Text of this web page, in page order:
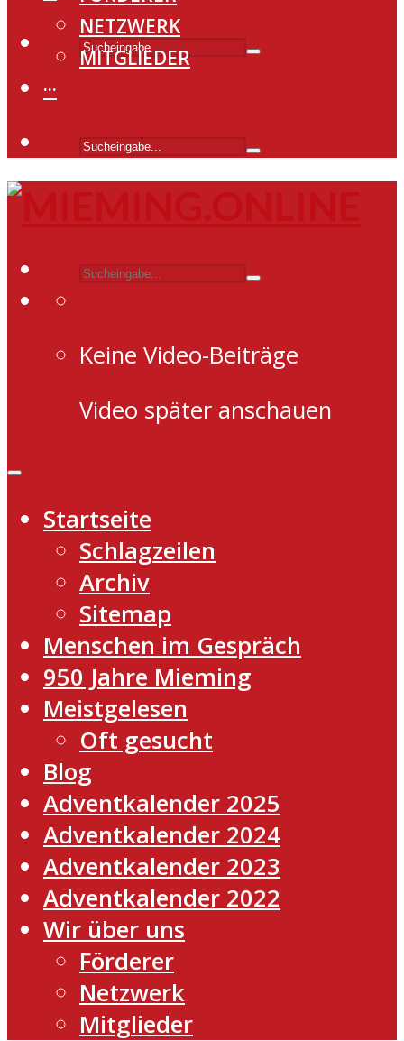
NETZWERK
MITGLIEDER
···
Keine Video-Beiträge
Video später anschauen
Startseite
Schlagzeilen
Archiv
Sitemap
Menschen im Gespräch
950 Jahre Mieming
Meistgelesen
Oft gesucht
Blog
Adventkalender 2025
Adventkalender 2024
Adventkalender 2023
Adventkalender 2022
Wir über uns
Förderer
Netzwerk
Mitglieder